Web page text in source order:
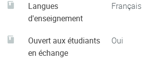
Langues
d'enseignement
Français
Ouvert aux étudiants
en échange
Oui